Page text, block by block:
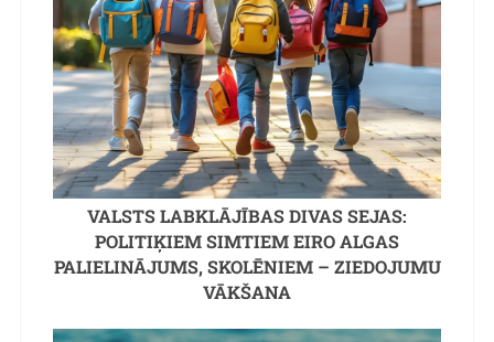
VALSTS LABKLĀJĪBAS DIVAS SEJAS:
POLITIĶIEM SIMTIEM EIRO ALGAS
PALIELINĀJUMS, SKOLĒNIEM – ZIEDOJUMU
VĀKŠANA